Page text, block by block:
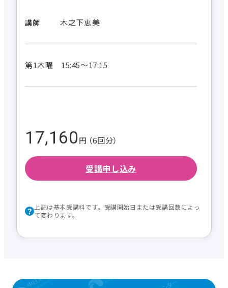
講師 木之下恵美
第1木曜 15:45～17:15
17,160円 （6回分）
受講申し込み
上記は基本受講料です。受講開始日または受講回数によっ
て変わります。